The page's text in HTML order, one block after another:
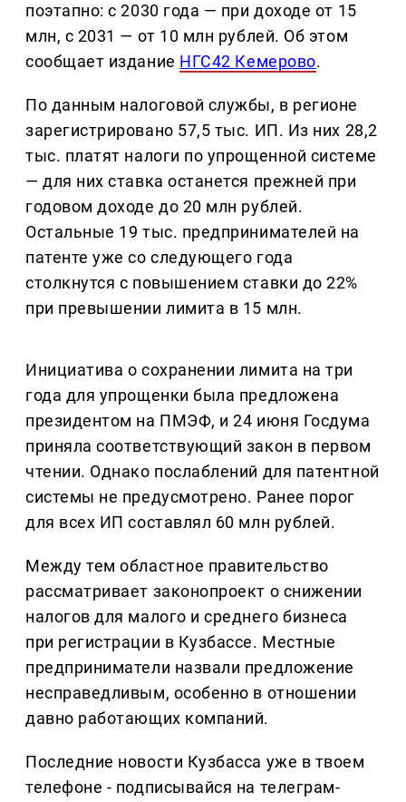
поэтапно: с 2030 года — при доходе от 15
млн, с 2031 — от 10 млн рублей. Об этом
сообщает издание НГС42 Кемерово.
По данным налоговой службы, в регионе
зарегистрировано 57,5 тыс. ИП. Из них 28,2
тыс. платят налоги по упрощенной системе
— для них ставка останется прежней при
годовом доходе до 20 млн рублей.
Остальные 19 тыс. предпринимателей на
патенте уже со следующего года
столкнутся с повышением ставки до 22%
при превышении лимита в 15 млн.
Инициатива о сохранении лимита на три
года для упрощенки была предложена
президентом на ПМЭФ, и 24 июня Госдума
приняла соответствующий закон в первом
чтении. Однако послаблений для патентной
системы не предусмотрено. Ранее порог
для всех ИП составлял 60 млн рублей.
Между тем областное правительство
рассматривает законопроект о снижении
налогов для малого и среднего бизнеса
при регистрации в Кузбассе. Местные
предприниматели назвали предложение
несправедливым, особенно в отношении
давно работающих компаний.
Последние новости Кузбасса уже в твоем
телефоне - подписывайся на телеграм-